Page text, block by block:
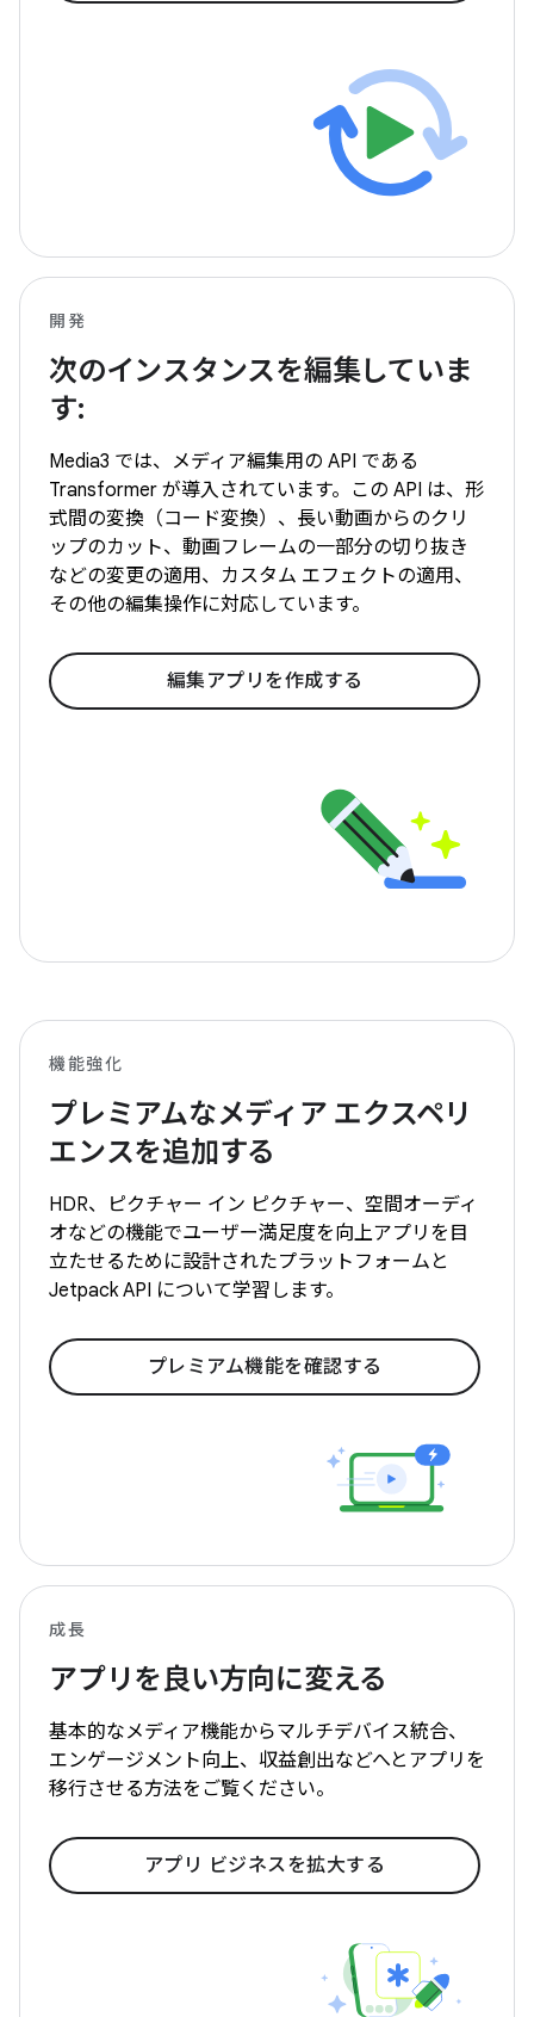
開発
次のインスタンスを編集していま
す:
Media3 では、メディア編集用の API である
Transformer が導入されています。この API は、形
式間の変換（コード変換）、長い動画からのクリ
ップのカット、動画フレームの一部分の切り抜き
などの変更の適用、カスタム エフェクトの適用、
その他の編集操作に対応しています。
編集アプリを作成する
機能強化
プレミアムなメディア エクスペリ
エンスを追加する
HDR、ピクチャー イン ピクチャー、空間オーディ
オなどの機能でユーザー満足度を向上アプリを目
立たせるために設計されたプラットフォームと
Jetpack API について学習します。
プレミアム機能を確認する
成長
アプリを良い方向に変える
基本的なメディア機能からマルチデバイス統合、
エンゲージメント向上、収益創出などへとアプリを
移行させる方法をご覧ください。
アプリ ビジネスを拡大する